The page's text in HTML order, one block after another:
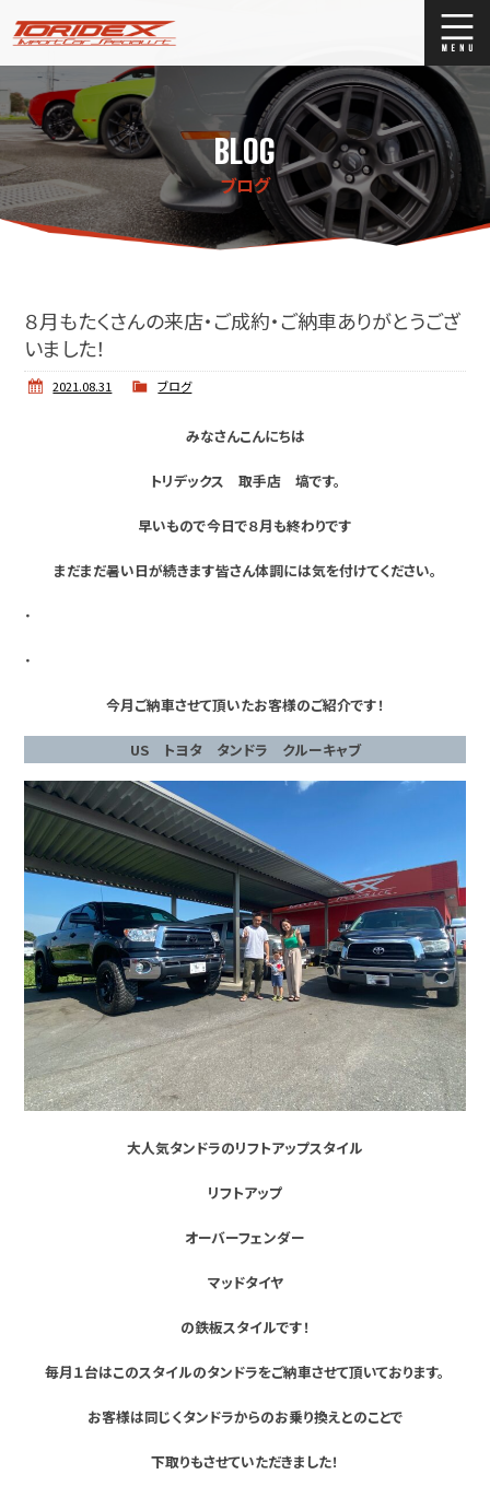
ブログ
Stock list
ストックリスト
買取
BLOG
ブログ
８月もたくさんの来店・ご成約・ご納車ありがとうござ
いました！
2021.08.31 ブログ
みなさんこんにちは
トリデックス 取手店 塙です。
早いもので今日で８月も終わりです
まだまだ暑い日が続きます皆さん体調には気を付けてください。
・
・
今月ご納車させて頂いたお客様のご紹介です！
US トヨタ タンドラ クルーキャブ
大人気タンドラのリフトアップスタイル
リフトアップ
オーバーフェンダー
マッドタイヤ
の鉄板スタイルです！
毎月１台はこのスタイルのタンドラをご納車させて頂いております。
お客様は同じくタンドラからのお乗り換えとのことで
下取りもさせていただきました！